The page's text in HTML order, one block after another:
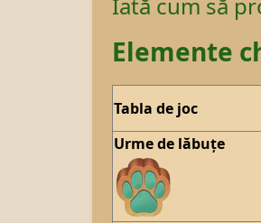
Elemente
Tabla de joc
Urme de lăbuțe